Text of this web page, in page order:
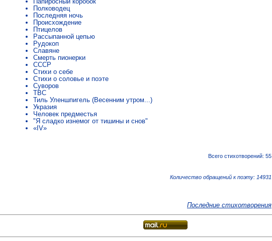
Полководец
Последняя ночь
Происхождение
Птицелов
Рассыпанной цепью
Рудокоп
Славяне
Смерть пионерки
СССР
Стихи о себе
Стихи о соловье и поэте
Суворов
ТВС
Тиль Уленшпигель (Весенним утром...)
Укразия
Человек предместья
"Я сладко изнемог от тишины и снов"
«IV»
Всего стихотворений: 55
Количество обращений к поэту: 14931
Последние стихотворения